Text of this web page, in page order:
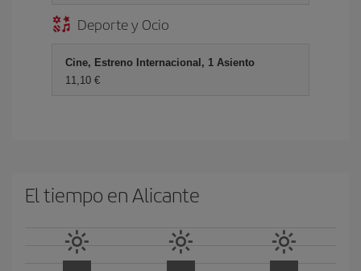
Deporte y Ocio
Cine, Estreno Internacional, 1 Asiento
11,10 €
El tiempo en Alicante